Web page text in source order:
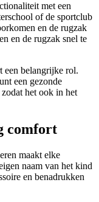
met een
of de sportclub
en de rugzak
en de rugzak snel te
een belangrijke rol.
een gezonde
het ook in het
comfort
maakt elke
naam van het kind
en benadrukken